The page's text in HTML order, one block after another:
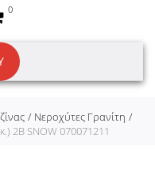
0
Νεροχύτες Γρανίτη
2B SNOW 070071211